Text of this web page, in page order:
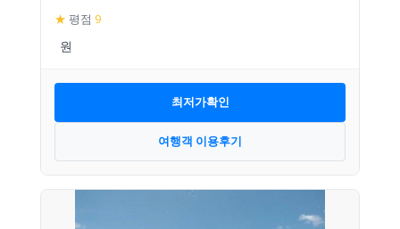
★ 평점 9
최저가확인
여행객 이용후기